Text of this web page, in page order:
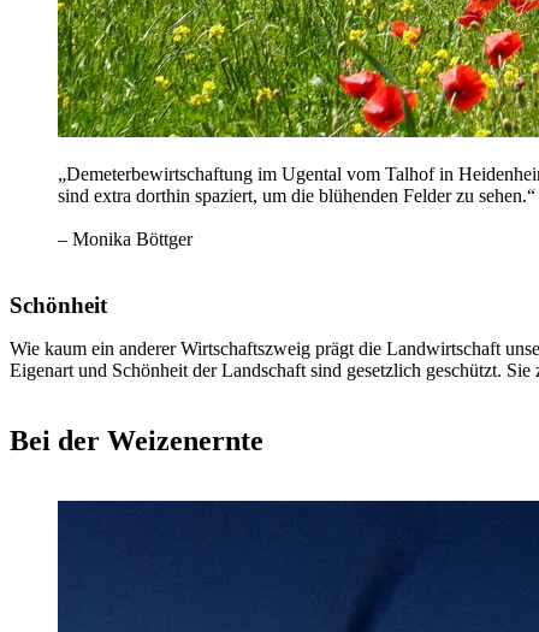
„Demeterbewirtschaftung im Ugental vom Talhof in
sind extra dorthin spaziert, um die blühenden Felder zu sehen.“
– Monika Böttger
Schönheit
Wie kaum ein anderer Wirtschaftszweig prägt die Landwirtschaft
Eigenart und Schönheit der Landschaft sind gesetzlich geschützt.
Bei der Weizenernte